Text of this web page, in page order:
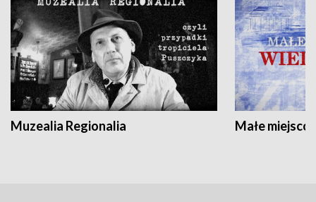
Muzealia Regionalia Małe